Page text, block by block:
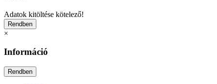
Adatok kitöltése kötelező!
×
Információ